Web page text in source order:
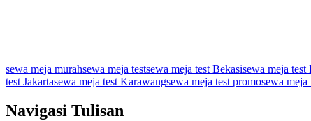
sewa meja murahsewa meja testsewa meja test Bekasisewa meja test
test Jakartasewa meja test Karawangsewa meja test promosewa meja
Navigasi Tulisan